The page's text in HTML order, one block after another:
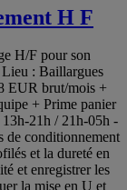
H F
H/F pour son
: Baillargues
EUR brut/mois +
+ Prime panier
21h / 21h-05h -
de conditionnement
et la dureté en
et enregistrer les
la mise en U et